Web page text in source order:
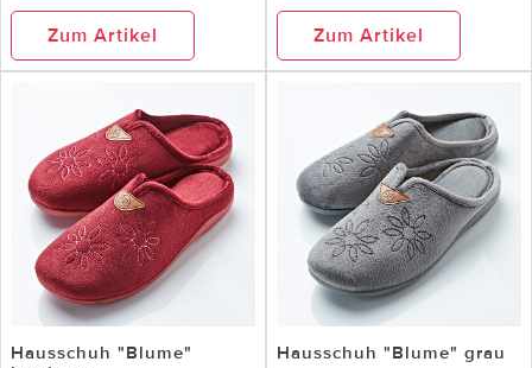
Zum Artikel Zum Artikel
Hausschuh "Blume"
Hausschuh "Blume" grau